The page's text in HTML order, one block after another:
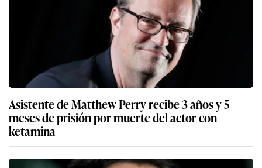
Asistente de Matthew Perry recibe 3 años y 5
meses de prisión por muerte del actor con
ketamina